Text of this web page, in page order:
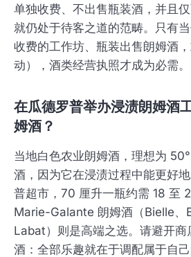
单独收费、不出售瓶装酒，并且
就仍处于待客之道的范畴。只有
收费的工作坊、瓶装出售朗姆酒
动），酒类经营执照才成为必需。
在瓜德罗普举办浸渍朗姆酒
姆酒？
当地白色农业朗姆酒，理想为
酒，因为它在浸渍过程中能更好
普超市，70 厘升一瓶约需 18 至
Marie-Galante 朗姆酒（Bielle、
Labat）则是高端之选。请避开商
酒：全部乐趣就在于调配属于自己